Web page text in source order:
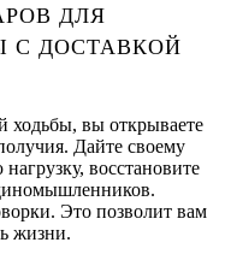
ДЛЯ
С ДОСТАВКОЙ
ходьбы, вы открываете
Дайте своему
восстановите
Это позволит вам
жизни.